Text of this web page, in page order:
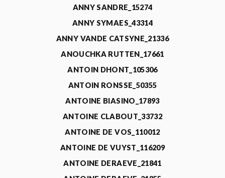
ANNY SANDRE_15274
ANNY SYMAES_43314
ANNY VANDE CATSYNE_21336
ANOUCHKA RUTTEN_17661
ANTOIN DHONT_105306
ANTOIN RONSSE_50355
ANTOINE BIASINO_17893
ANTOINE CLABOUT_33732
ANTOINE DE VOS_110012
ANTOINE DE VUYST_116209
ANTOINE DERAEVE_21841